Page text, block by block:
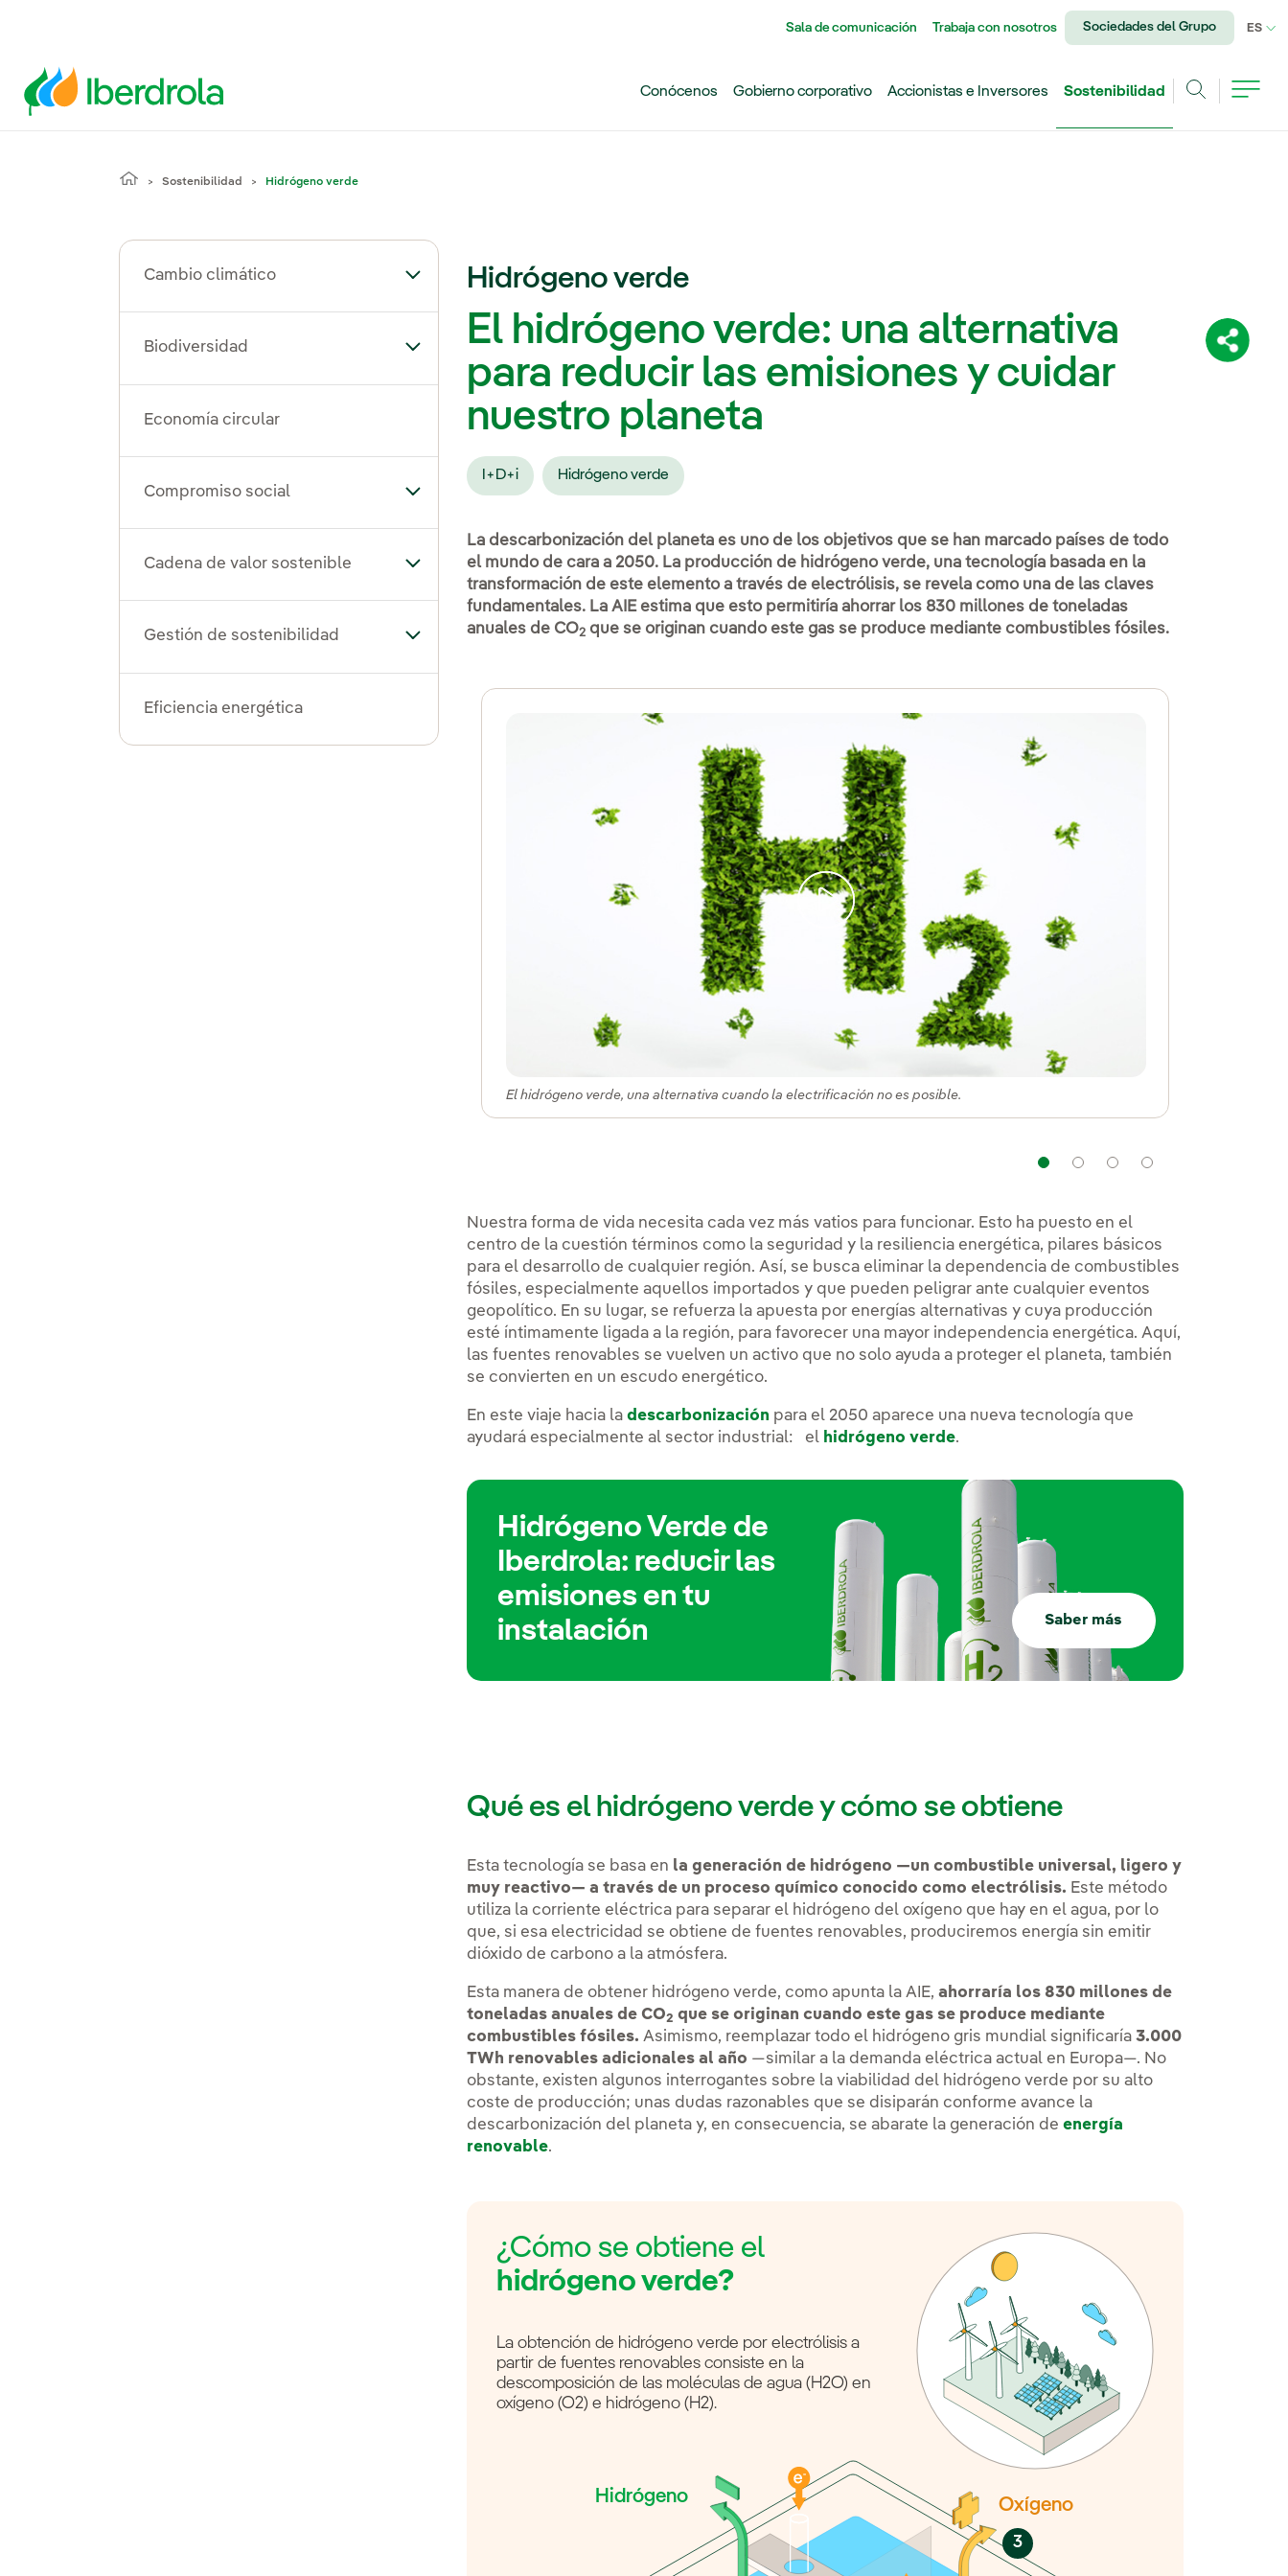
Sala de comunicación Trabaja con nosotros Sociedades del Grupo ES
Conócenos Gobierno corporativo Accionistas e Inversores
Sostenibilidad
Sostenibilidad Hidrógeno verde
Cambio climático Alternar el submenú para Cambio climático
Biodiversidad Alternar el submenú para Biodiversidad
Economía circular
Compromiso social Alternar el submenú para Compromiso social
Cadena de valor sostenible Alternar el submenú para Cadena de valor sostenible
Gestión de sostenibilidad Alternar el submenú para Gestión de sostenibilidad
Eficiencia energética
Hidrógeno verde
El hidrógeno verde: una alternativa
para reducir las emisiones y cuidar
nuestro planeta
I+D+i Hidrógeno verde
La descarbonización del planeta es uno de los objetivos que se han marcado países de todo
el mundo de cara a 2050. La producción de hidrógeno verde, una tecnología basada en la
transformación de este elemento a través de electrólisis, se revela como una de las claves
fundamentales. La AIE estima que esto permitiría ahorrar los 830 millones de toneladas
anuales de CO2 que se originan cuando este gas se produce mediante combustibles fósiles.
El hidrógeno verde, una alternativa cuando la electrificación no es posible.
Navegación
Navegación
Nuestra forma de vida necesita cada vez más vatios para funcionar. Esto ha puesto en el
centro de la cuestión términos como la seguridad y la resiliencia energética, pilares básicos
para el desarrollo de cualquier región. Así, se busca eliminar la dependencia de combustibles
fósiles, especialmente aquellos importados y que pueden peligrar ante cualquier eventos
geopolítico. En su lugar, se refuerza la apuesta por energías alternativas y cuya producción
esté íntimamente ligada a la región, para favorecer una mayor independencia energética. Aquí,
las fuentes renovables se vuelven un activo que no solo ayuda a proteger el planeta, también
se convierten en un escudo energético.
En este viaje hacia ladescarbonización para el 2050 aparece una nueva tecnología que
ayudará especialmente al sector industrial: el hidrógeno verde.
Hidrógeno Verde de
Iberdrola: reducir las
emisiones en tu
instalación
Saber más
Qué es el hidrógeno verde y cómo se obtiene
Esta tecnología se basa en la generación de hidrógeno —un combustible universal, ligero y
muy reactivo— a través de un proceso químico conocido como electrólisis. Este método
utiliza la corriente eléctrica para separar el hidrógeno del oxígeno que hay en el agua, por lo
que, si esa electricidad se obtiene de fuentes renovables, produciremos energía sin emitir
dióxido de carbono a la atmósfera.
Esta manera de obtener hidrógeno verde, como apunta la AIE,ahorraría los 830 millones de
toneladas anuales de CO2 que se originan cuando este gas se produce mediante
combustibles fósiles. Asimismo, reemplazar todo el hidrógeno gris mundial significaría3.000
TWh renovables adicionales al año —similar a la demanda eléctrica actual en Europa—. No
obstante, existen algunos interrogantes sobre la viabilidad del hidrógeno verde por su alto
coste de producción; unas dudas razonables que se disiparán conforme avance la
descarbonización del planeta y, en consecuencia, se abarate la generación deenergía
renovable.
¿Cómo se obtiene el
hidrógeno verde?
La obtención de hidrógeno verde por electrólisis a
partir de fuentes renovables consiste en la
descomposición de las moléculas de agua (H2O) en
oxígeno (O2) e hidrógeno (H2).
3
Hidrógeno Oxígeno